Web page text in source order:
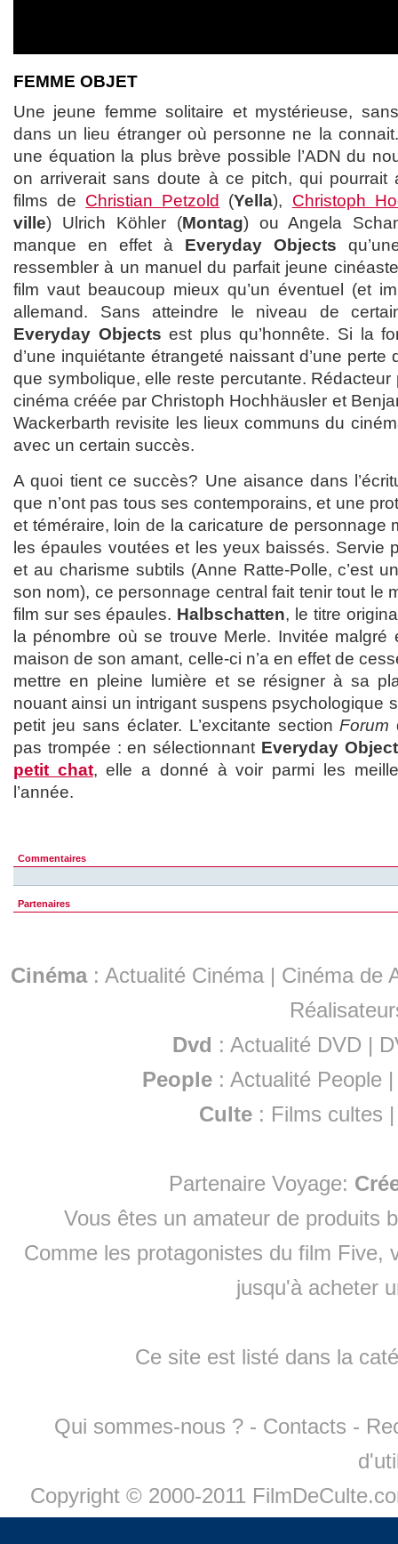
FEMME OBJET
Une jeune femme solitaire et mystérieuse,
dans un lieu étranger où personne ne la
une équation la plus brève possible l’ADN du
on arriverait sans doute à ce pitch, qui pourrait
films de Christian Petzold (Yella), Christoph
ville) Ulrich Köhler (Montag) ou Angela
manque en effet à Everyday Objects
ressembler à un manuel du parfait jeune
film vaut beaucoup mieux qu’un éventuel (et
allemand. Sans atteindre le niveau de
Everyday Objects est plus qu’honnête. Si la
d’une inquiétante étrangeté naissant d’une
que symbolique, elle reste percutante.
cinéma créée par Christoph Hochhäusler et
Wackerbarth revisite les lieux communs du
avec un certain succès.
A quoi tient ce succès? Une aisance dans
que n’ont pas tous ses contemporains, et une
et téméraire, loin de la caricature de personnage
les épaules voutées et les yeux baissés. Servie
et au charisme subtils (Anne Ratte-Polle, c’est
son nom), ce personnage central fait tenir tout le
film sur ses épaules. Halbschatten, le titre
la pénombre où se trouve Merle. Invitée
maison de son amant, celle-ci n’a en effet de
mettre en pleine lumière et se résigner à sa
nouant ainsi un intrigant suspens psychologique
petit jeu sans éclater. L’excitante sectionForum
pas trompée : en sélectionnant Everyday
petit chat, elle a donné à voir parmi les
l’année.
Commentaires
Partenaires
Cinéma: Actualité Cinéma | Cinéma de
Dvd : Actualité DVD |
People :Actualité People
Culte : Films cultes
Partenaire Voyage:
Vous êtes un amateur de produits
Comme les protagonistes du film Five,
jusqu'à acheter
Ce site est listé dans la
Qui sommes-nous ? - Contacts -
Copyright © 2000-2011